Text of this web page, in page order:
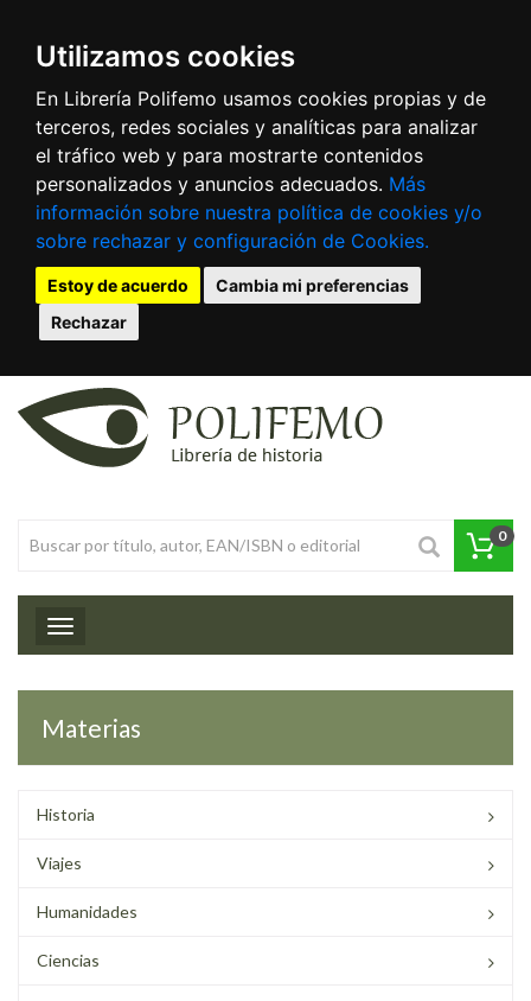
Utilizamos cookies
En Librería Polifemo usamos cookies propias y de
terceros, redes sociales y analíticas para analizar
el tráfico web y para mostrarte contenidos
personalizados y anuncios adecuados. Más
información sobre nuestra política de cookies y/o
sobre rechazar y configuración de Cookies.
Estoy de acuerdo
Cambia mi preferencias
Rechazar
0
Toggle navigation
Materias
Historia
Viajes
Humanidades
Ciencias